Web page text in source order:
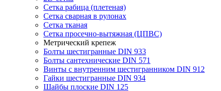
Сетка рабица (плетеная)
Сетка сварная в рулонах
Сетка тканая
Сетка просечно-вытяжная (ЦПВС)
Метрический крепеж
Болты шестигранные DIN 933
Болты сантехнические DIN 571
Винты с внутренним шестигранником DIN 912
Гайки шестигранные DIN 934
Шайбы плоские DIN 125